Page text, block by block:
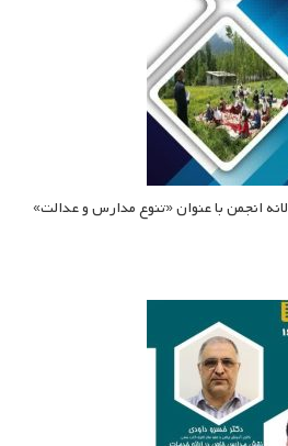
انجمن با عنوان «تنوع مدارس و عدالت»